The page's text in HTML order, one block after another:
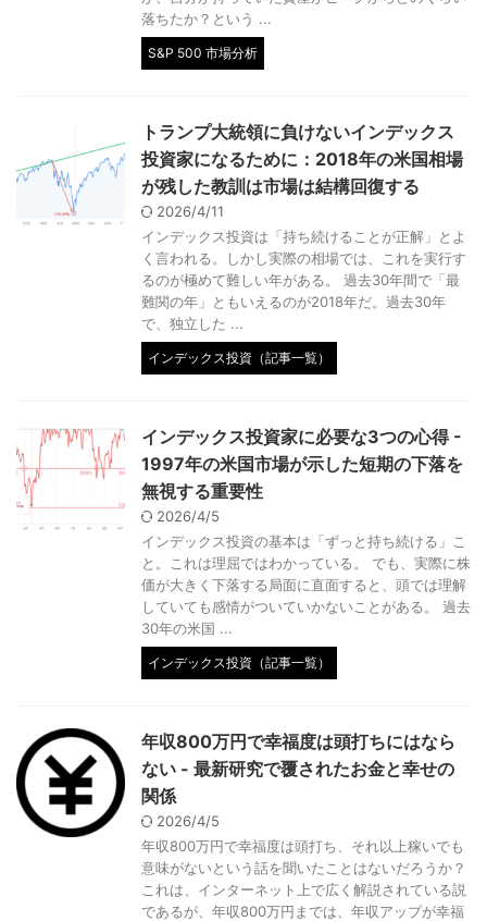
落ちたか？という ...
S&P 500 市場分析
トランプ大統領に負けないインデックス
投資家になるために：2018年の米国相場
が残した教訓は市場は結構回復する
2026/4/11
インデックス投資は「持ち続けることが正解」とよ
く言われる。しかし実際の相場では、これを実行す
るのが極めて難しい年がある。 過去30年間で「最
難関の年」ともいえるのが2018年だ。過去30年
で、独立した ...
インデックス投資（記事一覧）
インデックス投資家に必要な3つの心得 -
1997年の米国市場が示した短期の下落を
無視する重要性
2026/4/5
インデックス投資の基本は「ずっと持ち続ける」こ
と。これは理屈ではわかっている。 でも、実際に株
価が大きく下落する局面に直面すると、頭では理解
していても感情がついていかないことがある。 過去
30年の米国 ...
インデックス投資（記事一覧）
年収800万円で幸福度は頭打ちにはなら
ない - 最新研究で覆されたお金と幸せの
関係
2026/4/5
年収800万円で幸福度は頭打ち、それ以上稼いでも
意味がないという話を聞いたことはないだろうか？
これは、インターネット上で広く解説されている説
であるが、年収800万円までは、年収アップが幸福